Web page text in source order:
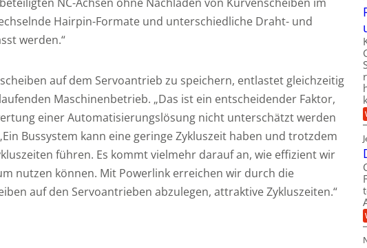
Hairpin-Formate und unterschiedliche Draht- und
werden.“
auf dem Servoantrieb zu speichern, entlastet gleichzeitig
Maschinenbetrieb. „Das ist ein entscheidender Faktor,
einer Automatisierungslösung nicht unterschätzt werden
Bussystem kann eine geringe Zykluszeit haben und trotzdem
führen. Es kommt vielmehr darauf an, wie effizient wir
nutzen können. Mit Powerlink erreichen wir durch die
auf den Servoantrieben abzulegen, attraktive Zykluszeiten.“